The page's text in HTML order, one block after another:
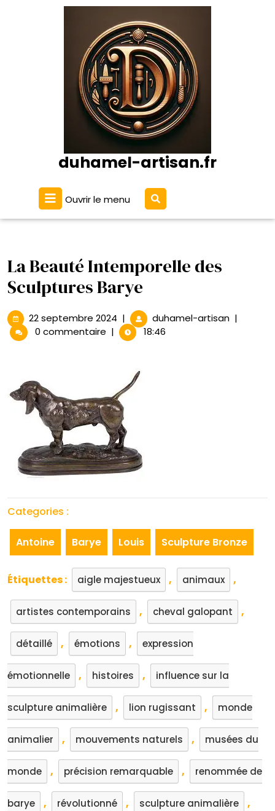
duhamel-artisan.fr
Ouvrir le menu Ouvrir
le
menu
La Beauté Intemporelle des
Sculptures Barye
22 septembre 2024 22
septembre
2024
| duhamel-artisanLa|
0 commentaire | 18:46
Categories :
Antoine Barye Louis Sculpture Bronze
Étiquettes : aigle majestueux , animaux ,
artistes contemporains , cheval galopant ,
détaillé , émotions , expression
émotionnelle , histoires , influence sur la
sculpture animalière , lion rugissant , monde
animalier , mouvements naturels , musées du
monde , précision remarquable , renommée de
barye , révolutionné , sculpture animalière ,